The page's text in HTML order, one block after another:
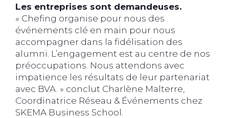
Les entreprises sont demandeuses.
« Chefing organise pour nous des
événements clé en main pour nous
accompagner dans la fidélisation des
alumni. L’engagement est au centre de nos
préoccupations. Nous attendons avec
impatience les résultats de leur partenariat
avec BVA. » conclut Charlène Malterre,
Coordinatrice Réseau & Événements chez
SKEMA Business School.